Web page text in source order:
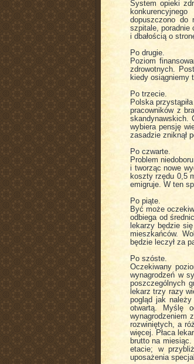
System opieki
dopuszczono do
szpitale, poradnie
i dbałością o
Po drugie.
Poziom
zdrowotnych.
kiedy osiągniemy
Po trzecie.
Polska
pracowników z
skandynawskich.
wybiera pensję
zasadzie zniknął
Po czwarte.
Problem
i tworząc nowe
koszty rzędu 0,5
emigruje. W ten
Po piąte.
Być może
odbiega od
lekarzy będzie
mieszkańców.
będzie leczył za
Po szóste.
Oczekiwany
wynagrodzeń w
poszczególnych
lekarz trzy razy
pogląd jak należy
otwartą. Myślę
wynagrodzeniem
rozwiniętych, a
więcej. Płaca
brutto na miesiąc.
etacie; w
uposażenia